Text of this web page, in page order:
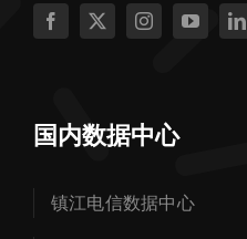
国内数据中心
镇江电信数据中心